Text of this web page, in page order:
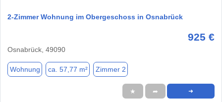
2-Zimmer Wohnung im Obergeschoss in Osnabrück
925 €
Osnabrück, 49090
Wohnung ca. 57,77 m² Zimmer 2
★ ➦ ➜